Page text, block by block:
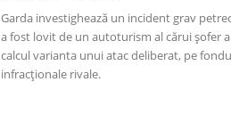
Garda investighează un incident grav
a fost lovit de un autoturism al cărui șofer
calcul varianta unui atac deliberat, pe
infracționale rivale.